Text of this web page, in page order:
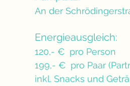
An der
Energieausgleich:
120,- €  pro Person
199,- €  pro Paar
inkl. Snacks und